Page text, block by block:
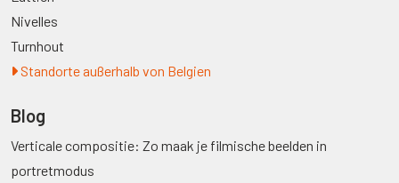
Nivelles
Turnhout
Standorte außerhalb von Belgien
Blog
Verticale compositie: Zo maak je filmische beelden in
portretmodus